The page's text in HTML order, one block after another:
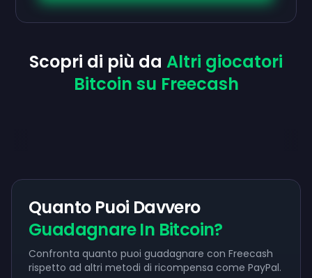
Scopri di più da Altri giocatori
Bitcoin su Freecash
Quanto Puoi Davvero
Guadagnare In Bitcoin?
Confronta quanto puoi guadagnare con Freecash
rispetto ad altri metodi di ricompensa come PayPal.